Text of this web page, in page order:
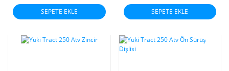
SEPETE EKLE
SEPETE EKLE